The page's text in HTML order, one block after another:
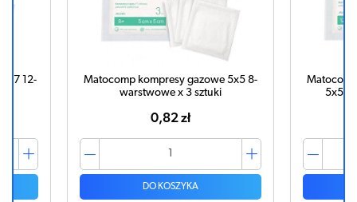
12-
Matocomp kompresy gazowe 5x5 8-
warstwowe x 3 sztuki
0,82 zł
DO KOSZYKA
5x5